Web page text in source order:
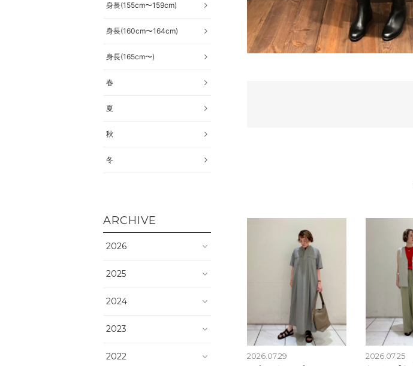
2026.07.29 2026.07.25
身長(155cm〜159cm)
身長(160cm〜164cm)
身長(165cm〜)
春
夏
秋
冬
ARCHIVE
2026
2025
2024
2023
2022